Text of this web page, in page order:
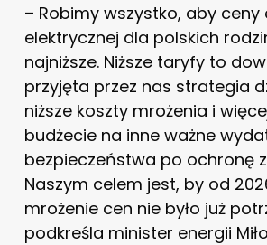
– Robimy wszystko, aby ceny
elektrycznej dla polskich
najniższe. Niższe taryfy to
przyjęta przez nas strategia
niższe koszty mrożenia i
budżecie na inne ważne
bezpieczeństwa po ochronę
Naszym celem jest, by od
mrożenie cen nie było już
podkreśla minister energii